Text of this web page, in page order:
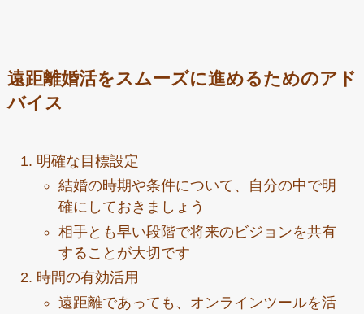
遠距離婚活をスムーズに進めるためのアド
バイス
明確な目標設定
結婚の時期や条件について、自分の中で明
確にしておきましょう
相手とも早い段階で将来のビジョンを共有
することが大切です
時間の有効活用
遠距離であっても、オンラインツールを活